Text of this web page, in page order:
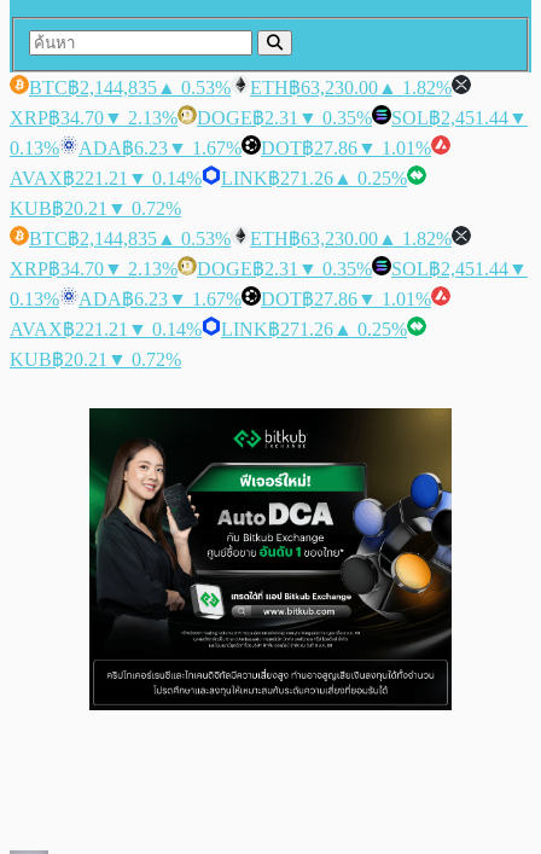
BTC฿2,144,835 ▲ 0.53% ETH฿63,230.00 ▲ 1.82%
XRP฿34.70▼ 2.13% DOGE฿2.31 ▼ 0.35% SOL฿2,451.44▼
0.13%
ADA฿6.23▼ 1.67% DOT฿27.86▼ 1.01%
AVAX฿221.21 ▼ 0.14% LINK฿271.26 ▲ 0.25%
KUB฿20.21 ▼ 0.72%
BTC฿2,144,835 ▲ 0.53% ETH฿63,230.00 ▲ 1.82%
XRP฿34.70▼ 2.13% DOGE฿2.31 ▼ 0.35% SOL฿2,451.44▼
0.13%
ADA฿6.23▼ 1.67% DOT฿27.86▼ 1.01%
AVAX฿221.21 ▼ 0.14% LINK฿271.26 ▲ 0.25%
KUB฿20.21 ▼ 0.72%